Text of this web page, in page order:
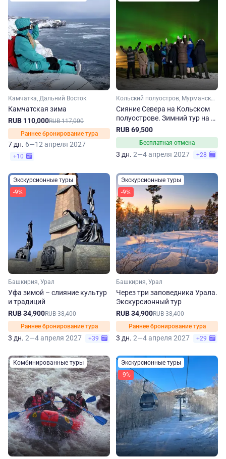
Камчатка, Дальний Восток
Камчатская зима
RUB 110,000RUB 117,000
Раннее бронирование тура
7 дн. 6—12 апреля 2027
+10
Кольский полуостров, Мурманская область, Арктика
Сияние Севера на Кольском
полуострове. Зимний тур на 3
дня
RUB 69,500
Бесплатная отмена
3 дн. 2—4 апреля 2027 +28
Экскурсионные туры
-9%
Башкирия, Урал
Уфа зимой – слияние культур
и традиций
RUB 34,900RUB 38,400
Раннее бронирование тура
3 дн. 2—4 апреля 2027 +39
Экскурсионные туры
-9%
Башкирия, Урал
Через три заповедника Урала.
Экскурсионный тур
RUB 34,900RUB 38,400
Раннее бронирование тура
3 дн. 2—4 апреля 2027 +29
Комбинированные туры
Экскурсионные туры
-9%